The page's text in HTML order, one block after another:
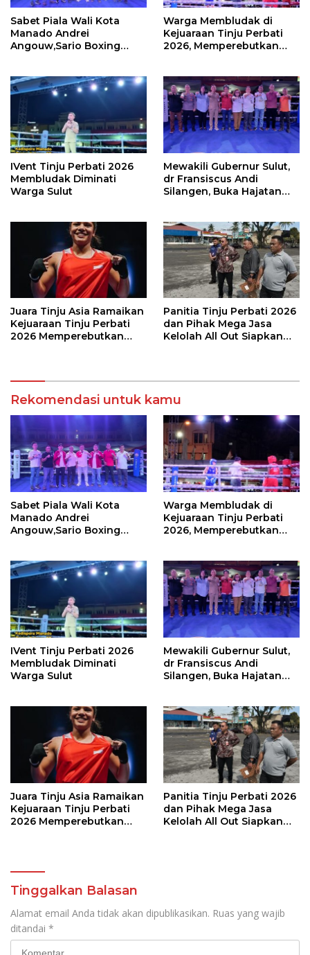
Sabet Piala Wali Kota
Manado Andrei
Angouw,Sario Boxing
Warga Membludak di
Kejuaraan Tinju Perbati
2026, Memperebutkan
IVent Tinju Perbati 2026
Membludak Diminati
Warga Sulut
Mewakili Gubernur Sulut,
dr Fransiscus Andi
Silangen, Buka Hajatan
Wali Kota Manado
Juara Tinju Asia Ramaikan
Kejuaraan Tinju Perbati
2026 Memperebutkan
Panitia Tinju Perbati 2026
dan Pihak Mega Jasa
Kelolah All Out Siapkan
Rekomendasi untuk kamu
Sabet Piala Wali Kota
Manado Andrei
Angouw,Sario Boxing
Warga Membludak di
Kejuaraan Tinju Perbati
2026, Memperebutkan
IVent Tinju Perbati 2026
Membludak Diminati
Warga Sulut
Mewakili Gubernur Sulut,
dr Fransiscus Andi
Silangen, Buka Hajatan
Wali Kota Manado
Juara Tinju Asia Ramaikan
Kejuaraan Tinju Perbati
2026 Memperebutkan
Panitia Tinju Perbati 2026
dan Pihak Mega Jasa
Kelolah All Out Siapkan
Tinggalkan Balasan
Alamat email Anda tidak akan dipublikasikan. Ruas yang wajib
ditandai *